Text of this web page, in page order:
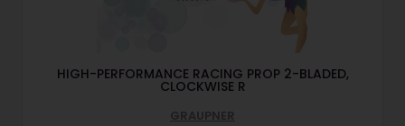
HIGH-PERFORMANCE RACING PROP 2-BLADED,
CLOCKWISE R
GRAUPNER